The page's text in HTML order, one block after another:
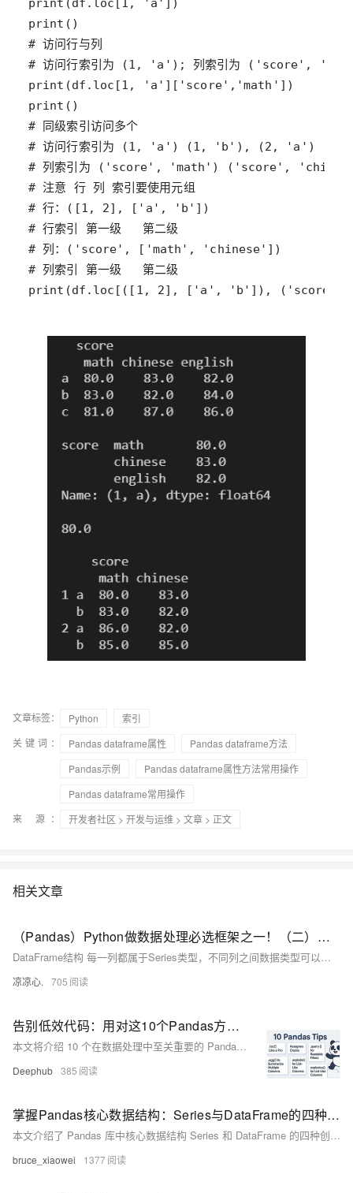
print(df.loc[([1, 2], ['a', 'b']), ('score',
文章标签： Python
索引
关键词：
Pandas dataframe属性
Pandas dataframe方法
Pandas示例
Pandas dataframe属性方法常用操作
Pandas dataframe常用操作
来 源：
开发者社区 > 开发与运维 > 文章 > 正文
相关文章
（Pandas）Python做数据处理必选框架之一！（二）：附带案例分析；刨析DataFrame结构和其属性；学会访问具体元素；判断元素是否存在；元素求和、求标准值、方差、去重、删除、排序...
DataFrame结构 每一列都属于Series类型，不同列之间数据类型可以不一样，但同一列的值类型必须一致。 DataFrame拥有一个总的 idx记录列，该列记录了每一行的索引 在DataFrame中，若列之间的元素个数不匹配，且使用Series填充时，在DataFrame里空值会显示为NaN；当列之间元素个数不匹配，并且不使用Series填充，会报错。在指定了index 属性显示情况下，会按照index的位置进行排序，默认是 [0,1,2,3,...] 从0索引开始正序排序行。
凉凉心. 705
告别低效代码：用对这10个Pandas方法让数据分析效率翻倍
本文将介绍 10 个在数据处理中至关重要的 Pandas 技术模式。这些模式能够显著减少调试时间，提升代码的可维护性，并构建更加清晰的数据处理流水线。
Deephub 385
掌握Pandas核心数据结构：Series与DataFrame的四种创建方式
本文介绍了 Pandas 库中核心数据结构 Series 和 DataFrame 的四种创建方法，包括从列表、字典、标量和 NumPy 数组创建 Series，以及从字典、列表的列表、NumPy 数组和 Series 字典创建 DataFrame，通过示例详细说明了每种创建方式的具体应用。
bruce_xiaowei 1377